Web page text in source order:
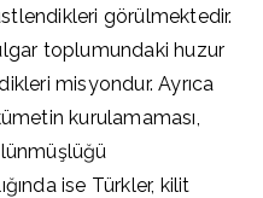
görülmektedir.
toplumundaki huzur
misyondur. Ayrıca
kurulamaması,
ise Türkler, kilit